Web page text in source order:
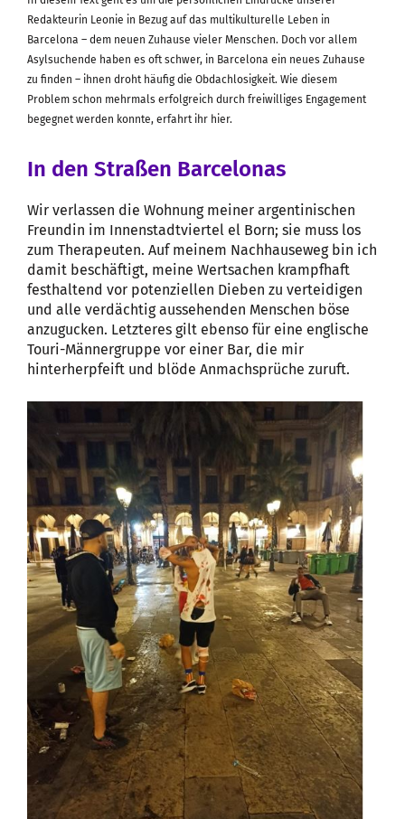
Redakteurin Leonie in Bezug auf das multikulturelle Leben in
Barcelona – dem neuen Zuhause vieler Menschen. Doch vor allem
Asylsuchende haben es oft schwer, in Barcelona ein neues Zuhause
zu finden – ihnen droht häufig die Obdachlosigkeit. Wie diesem
Problem schon mehrmals erfolgreich durch freiwilliges Engagement
begegnet werden konnte, erfahrt ihr hier.
In den Straßen Barcelonas
Wir verlassen die Wohnung meiner argentinischen
Freundin im Innenstadtviertel el Born; sie muss los
zum Therapeuten. Auf meinem Nachhauseweg bin ich
damit beschäftigt, meine Wertsachen krampfhaft
festhaltend vor potenziellen Dieben zu verteidigen
und alle verdächtig aussehenden Menschen böse
anzugucken. Letzteres gilt ebenso für eine englische
Touri-Männergruppe vor einer Bar, die mir
hinterherpfeift und blöde Anmachsprüche zuruft.